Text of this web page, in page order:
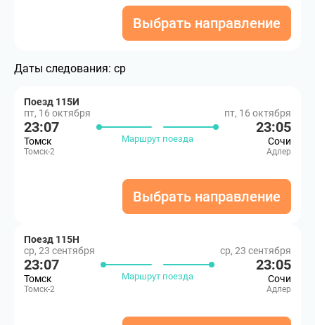
Выбрать направление
Даты следования: ср
Поезд 115И
пт, 16 октября
23:07
Томск
Томск-2
Маршрут поезда
пт, 16 октября
23:05
Сочи
Адлер
Выбрать направление
Поезд 115Н
ср, 23 сентября
23:07
Томск
Томск-2
Маршрут поезда
ср, 23 сентября
23:05
Сочи
Адлер